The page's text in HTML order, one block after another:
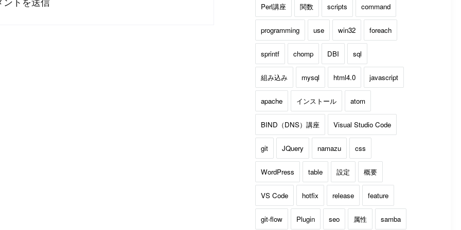
Perl講座 関数 scripts command
programming use win32 foreach
sprintf chomp DBI sql
組み込み mysql html4.0 javascript
apache インストール atom
BIND（DNS）講座 Visual Studio Code
git JQuery namazu css
WordPress table 設定 概要
VS Code hotfix release feature
git-flow Plugin seo 属性 samba